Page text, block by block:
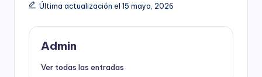
Última actualización el 15 mayo, 2026
Admin
Ver todas las entradas